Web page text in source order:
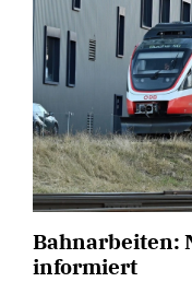
Bahnarbeiten:
informiert